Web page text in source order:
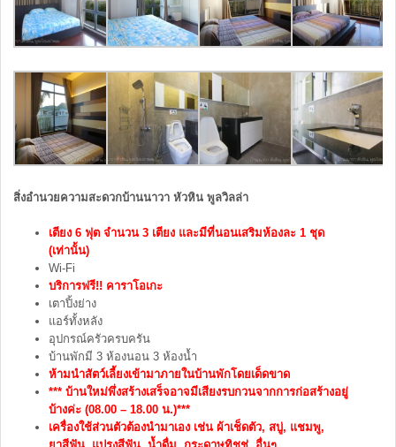
สิ่งอำนวยความสะดวกบ้านนาวา หัวหิน พูลวิลล่า
เตียง 6 ฟุต จำนวน 3 เตียง และมีที่นอนเสริมห้องละ 1 ชุด
(เท่านั้น)
Wi-Fi
บริการฟรี!! คาราโอเกะ
เตาปิ้งย่าง
แอร์ทั้งหลัง
อุปกรณ์ครัวครบครัน
บ้านพักมี 3 ห้องนอน 3 ห้องน้ำ
ห้ามนำสัตว์เลี้ยงเข้ามาภายในบ้านพักโดยเด็ดขาด
*** บ้านใหม่พึ่งสร้างเสร็จอาจมีเสียงรบกวนจากการก่อสร้างอยู่
บ้างค่ะ (08.00 – 18.00 น.)***
เครื่องใช้ส่วนตัวต้องนำมาเอง เช่น ผ้าเช็ดตัว, สบู่, แชมพู,